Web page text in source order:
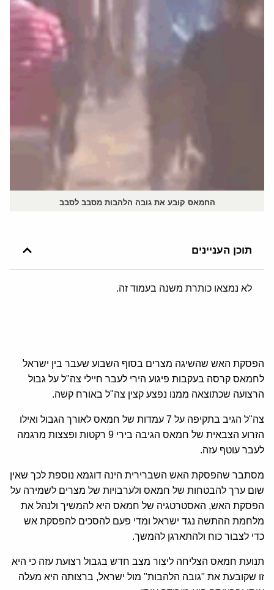
החמאס קובע את גובה הלהבות מסבב לסבב
תוכן העניינים
לא נמצאו כותרת משנה בעמוד זה.
הפסקת האש שהשיגה מצרים בסוף השבוע שעבר בין ישראל
לחמאס קרסה בעקבות פיגוע הירי לעבר חיילי צה"ל על גבול
הרצועה שכתוצאה ממנו נפצע קצין צה"ל באורח קשה.
צה"ל הגיב בתקיפה על 7 עמדות של חמאס לאורך הגבול ואילו
הזרוע הצבאית של חמאס הגיבה בירי 9 רקטות ופצצות מרגמה
לעבר עוטף עזה.
מסתבר שהפסקת האש השברירית הינה דוגמא נוספת לכך שאין
שום ערך להבטחות של חמאס ולערבויות של מצרים לשמירה על
הפסקת האש, האסטרטגיה של חמאס היא להמשיך ולנהל את
מלחמת ההתשה נגד ישראל ומדי פעם להסכים להפסקת אש
כדי לצבור כוח ולהתארגן להמשך.
תנועת חמאס הצליחה ליצור מצב חדש בגבול רצועת עזה כי היא
זו שקובעת את "גובה הלהבות" מול ישראל, ברצותה היא מעלה